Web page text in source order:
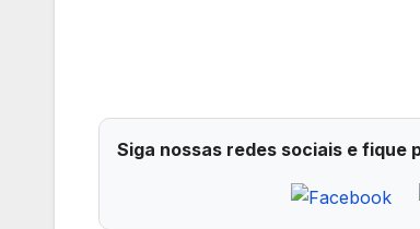
Siga nossas redes sociais e